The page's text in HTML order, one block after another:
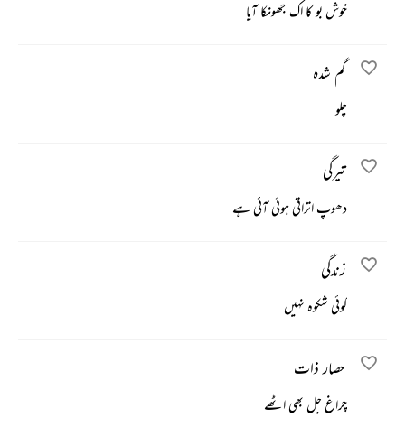
خوش بو کا اک جھونکا آیا
گم شدہ
چلو
تیرگی
دھوپ اتراتی ہوئی آئی ہے
زندگی
کوئی شکوہ نہیں
حصار ذات
چراغ جل بھی اٹھے